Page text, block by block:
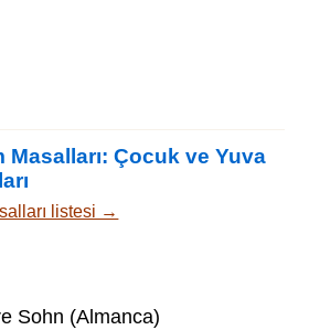
Masalları: Çocuk ve Yuva
listesi →
Sohn (Almanca)